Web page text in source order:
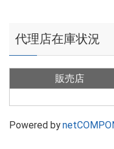
代理店在庫状況
販売店
Powered by